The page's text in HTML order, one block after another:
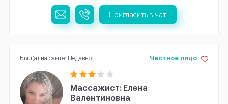
Пригласить в чат
Массажист: Елена
Валентиновна
Частное лицо
Был(а) на сайте: Недавно